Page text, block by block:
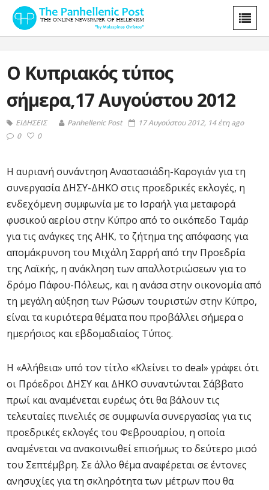
Ο Κυπριακός τύπος
σήμερα,17 Αυγούστου 2012
ΕΙΔΗΣΕΙΣ Panhellenic Post
17 Αυγούστου 2012, 14 έτη ago
0
0
Η αυριανή συνάντηση Αναστασιάδη-Καρογιάν για τη
συνεργασία ΔΗΣΥ-ΔΗΚΟ στις προεδρικές εκλογές, η
ενδεχόμενη συμφωνία με το Ισραήλ για μεταφορά
φυσικού αερίου στην Κύπρο από το οικόπεδο Ταμάρ
για τις ανάγκες της ΑΗΚ, το ζήτημα της απόφασης για
απομάκρυνση του Μιχάλη Σαρρή από την Προεδρία
της Λαϊκής, η ανάκληση των απαλλοτριώσεων για το
δρόμο Πάφου-Πόλεως, και η ανάσα στην οικονομία από
τη μεγάλη αύξηση των Ρώσων τουριστών στην Κύπρο,
είναι τα κυριότερα θέματα που προβάλλει σήμερα ο
ημερήσιος και εβδομαδιαίος Τύπος.
Η «Αλήθεια» υπό τον τίτλο «Κλείνει το deal» γράφει ότι
οι Πρόεδροι ΔΗΣΥ και ΔΗΚΟ συναντώνται Σάββατο
πρωί και αναμένεται ευρέως ότι θα βάλουν τις
τελευταίες πινελιές σε συμφωνία συνεργασίας για τις
προεδρικές εκλογές του Φεβρουαρίου, η οποία
αναμένεται να ανακοινωθεί επισήμως το δεύτερο μισό
του Σεπτέμβρη. Σε άλλο θέμα αναφέρεται σε έντονες
ανησυχίες για τη σκληρότητα των μέτρων που θα